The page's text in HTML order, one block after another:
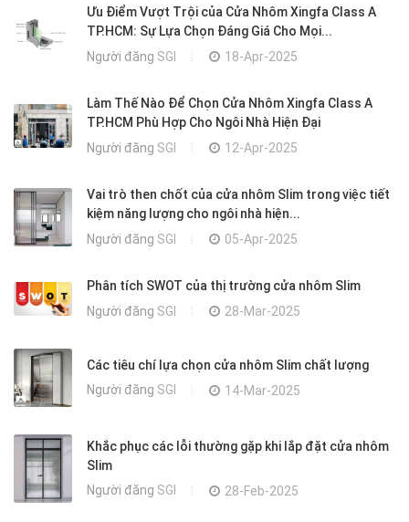
Ưu Điểm Vượt Trội của Cửa Nhôm Xingfa Class A
TP.HCM: Sự Lựa Chọn Đáng Giá Cho Mọi...
Người đăng SGI 18-Apr-2025
Làm Thế Nào Để Chọn Cửa Nhôm Xingfa Class A
TP.HCM Phù Hợp Cho Ngôi Nhà Hiện Đại
Người đăng SGI 12-Apr-2025
Vai trò then chốt của cửa nhôm Slim trong việc tiết
kiệm năng lượng cho ngôi nhà hiện...
Người đăng SGI 05-Apr-2025
Phân tích SWOT của thị trường cửa nhôm Slim
Người đăng SGI 28-Mar-2025
Các tiêu chí lựa chọn cửa nhôm Slim chất lượng
Người đăng SGI 14-Mar-2025
Khắc phục các lỗi thường gặp khi lắp đặt cửa nhôm
Slim
Người đăng SGI 28-Feb-2025